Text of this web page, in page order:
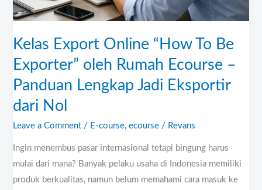
Kelas Export Online “How To Be
Exporter” oleh Rumah Ecourse –
Panduan Lengkap Jadi Eksportir
dari Nol
Leave a Comment / E-course,ecourse / Revans
Ingin menembus pasar internasional tetapi bingung harus
mulai dari mana? Banyak pelaku usaha di Indonesia memiliki
produk berkualitas, namun belum memahami cara masuk ke
Ecourse
Panduan
Lengkap
Jadi
Eksportir
dari
Nol